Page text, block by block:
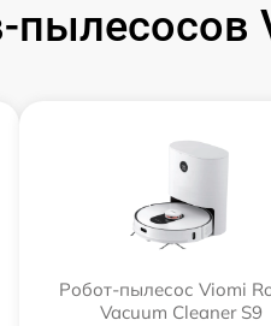
Робот-пылесос Viomi
Vacuum Cleaner S9